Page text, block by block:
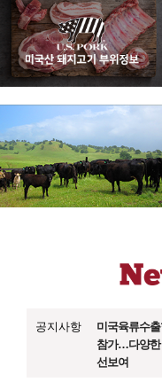
공지사항
미국육류수출
참가…다양한
선보여